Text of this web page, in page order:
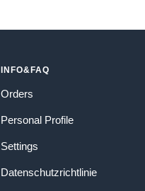
INFO&FAQ
Orders
Personal Profile
Settings
Datenschutzrichtlinie